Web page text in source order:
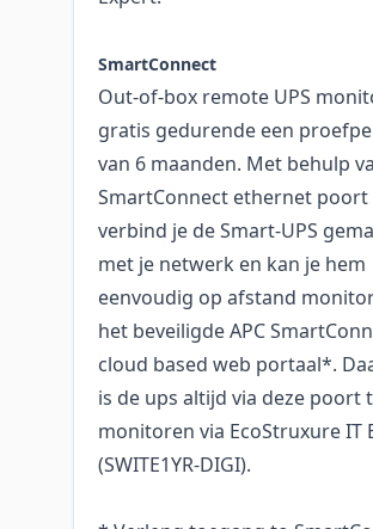
SmartConnect
Out-of-box remote UPS
gratis gedurende een
van 6 maanden. Met behulp
SmartConnect ethernet poort
verbind je de Smart-UPS
met je netwerk en kan je hem
eenvoudig op afstand
het beveiligde APC
cloud based web portaal*.
is de ups altijd via deze poort
monitoren via EcoStruxure IT
(SWITE1YR-DIGI).